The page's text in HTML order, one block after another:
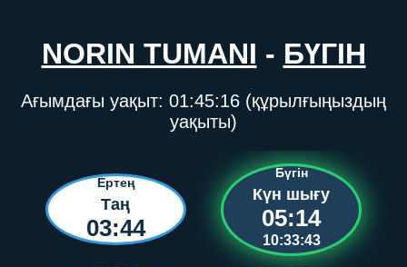
NORIN TUMANI - БҮГІН
Ағымдағы уақыт: 01:45:16 (құрылғыңыздың
уақыты)
Ертең
Таң
03:44
Бүгін
Күн шығу
05:14
10:33:43